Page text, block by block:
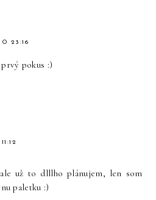
O 23:16
pokus :)
už to dlllho plánujem, len som
paletku :)